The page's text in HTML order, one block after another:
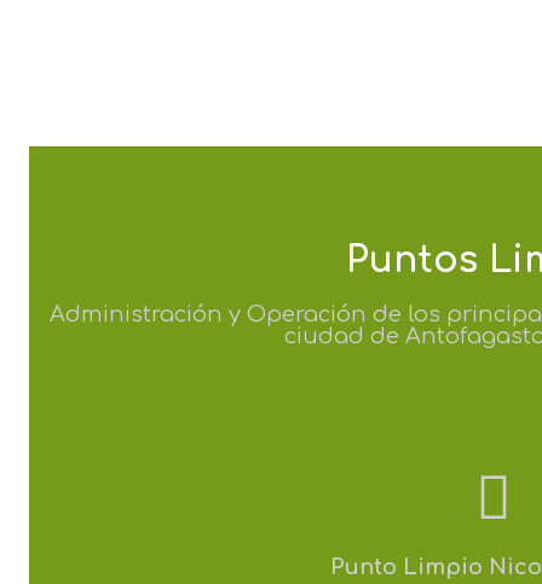
Puntos
Administración y Operación de los
ciudad de
Punto Limpio